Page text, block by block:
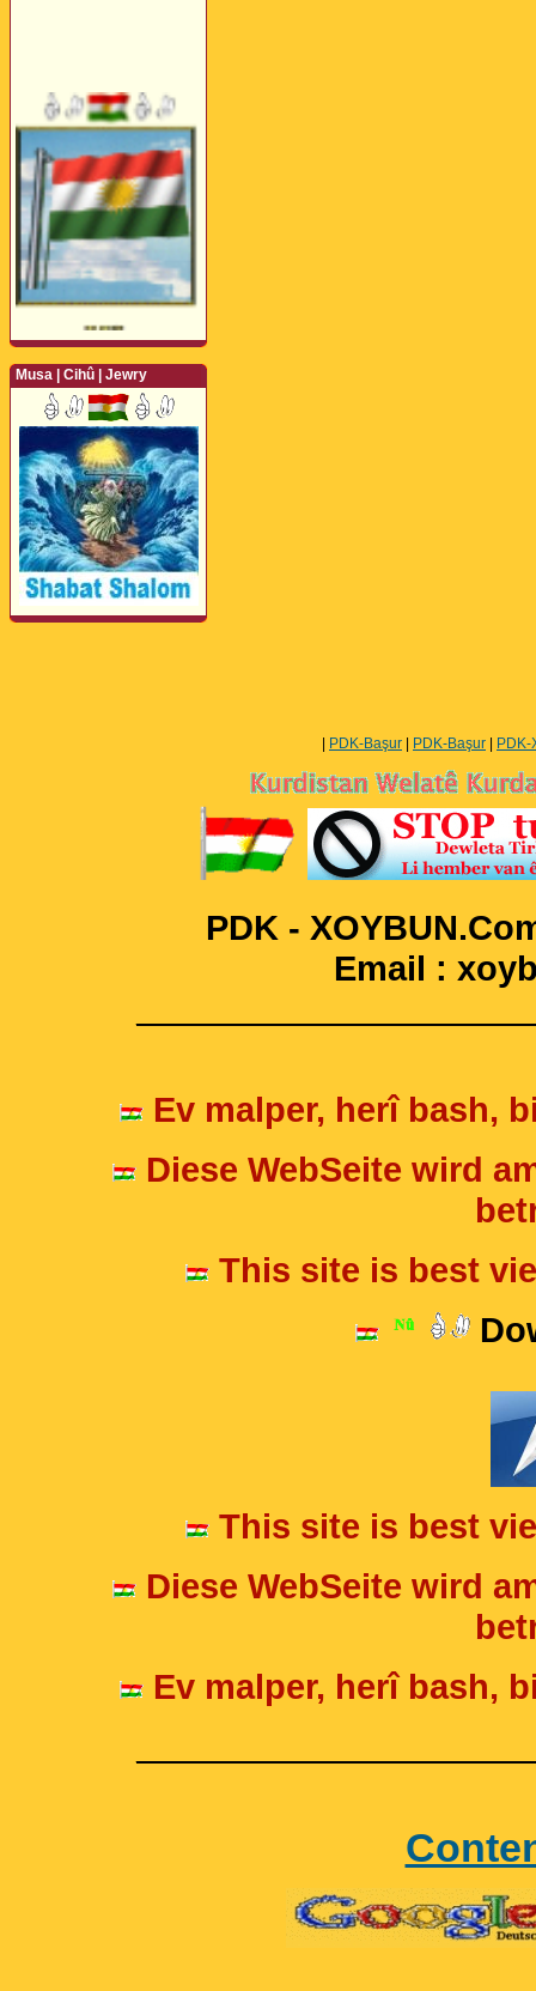
Musa | Cihû | Jewry
PDK-Başur PDK-Başur
PDK -
Email :
Ev malper, herî bash,
Diese WebSeite wird
This site is best
This site is best
Diese WebSeite wird
Ev malper, herî bash,